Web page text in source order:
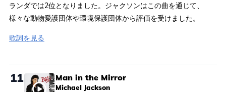
ランダでは2位となりました。ジャクソンはこの曲を通じて、
様々な動物愛護団体や環境保護団体から評価を受けました。
歌詞を見る
11 Man in the Mirror
Michael Jackson